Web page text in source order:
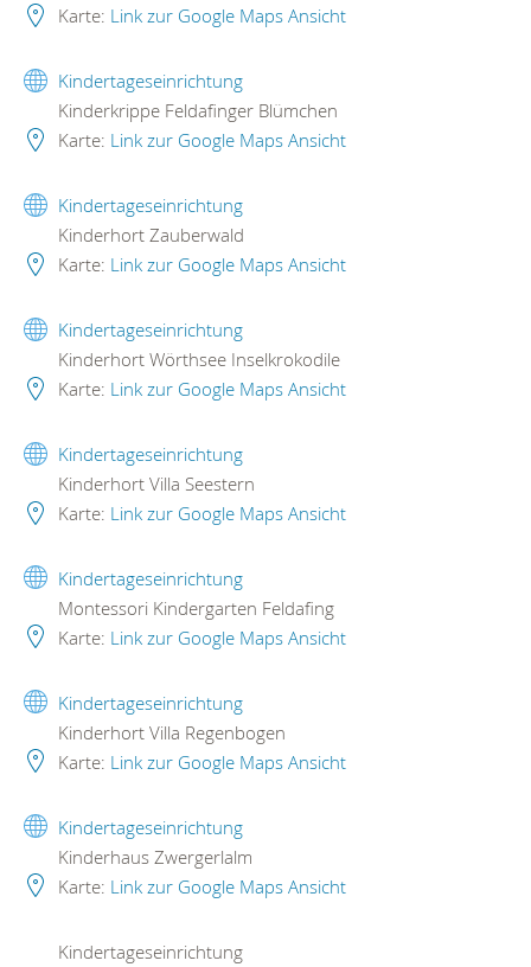
Karte: Link zur Google Maps Ansicht
Kindertageseinrichtung
Kinderkrippe Feldafinger Blümchen
Karte: Link zur Google Maps Ansicht
Kindertageseinrichtung
Kinderhort Zauberwald
Karte: Link zur Google Maps Ansicht
Kindertageseinrichtung
Kinderhort Wörthsee Inselkrokodile
Karte: Link zur Google Maps Ansicht
Kindertageseinrichtung
Kinderhort Villa Seestern
Karte: Link zur Google Maps Ansicht
Kindertageseinrichtung
Montessori Kindergarten Feldafing
Karte: Link zur Google Maps Ansicht
Kindertageseinrichtung
Kinderhort Villa Regenbogen
Karte: Link zur Google Maps Ansicht
Kindertageseinrichtung
Kinderhaus Zwergerlalm
Karte: Link zur Google Maps Ansicht
Kindertageseinrichtung